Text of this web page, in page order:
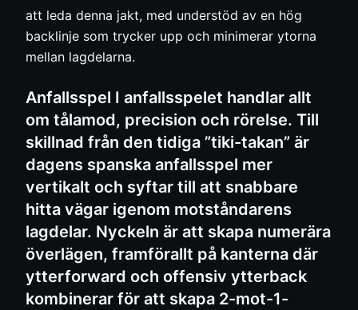
att leda denna jakt, med understöd av en hög
backlinje som trycker upp och minimerar ytorna
mellan lagdelarna.
Anfallsspel I anfallsspelet handlar allt
om tålamod, precision och rörelse. Till
skillnad från den tidiga ”tiki-takan” är
dagens spanska anfallsspel mer
vertikalt och syftar till att snabbare
hitta vägar igenom motståndarens
lagdelar. Nyckeln är att skapa numerära
överlägen, framförallt på kanterna där
ytterforward och offensiv ytterback
kombinerar för att skapa 2-mot-1-